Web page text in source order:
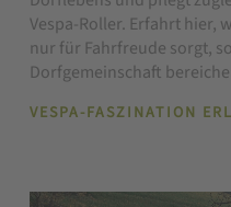
Vespa-Roller. Erfahrt hier,
nur für Fahrfreude sorgt,
Dorfgemeinschaft
VESPA-FASZINATION